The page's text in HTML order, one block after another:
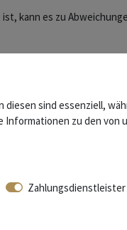
kann es zu
IN BR SAT
sind essenziell,
zu den von
Zahlungsdienstleister